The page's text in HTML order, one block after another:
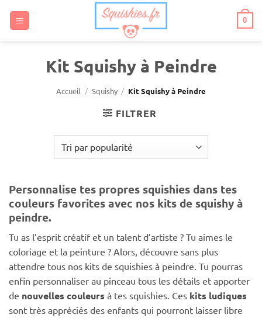
0
Kit Squishy à Peindre
Accueil / Squishy / Kit Squishy à Peindre
FILTRER
Personnalise tes propres squishies dans tes
couleurs favorites avec nos kits de squishy à
peindre.
Tu as l’esprit créatif et un talent d’artiste ? Tu aimes le
coloriage et la peinture ? Alors, découvre sans plus
attendre tous nos kits de squishies à peindre. Tu pourras
enfin personnaliser au pinceau tous les détails et apporter
de nouvelles couleurs à tes squishies. Ces kits ludiques
sont très appréciés des enfants qui pourront laisser libre